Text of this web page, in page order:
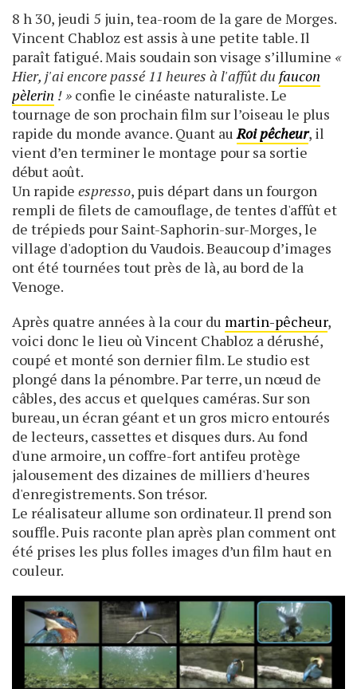
8 h 30, jeudi 5 juin, tea-room de la gare de Morges.
Vincent Chabloz est assis à une petite table. Il
paraît fatigué. Mais soudain son visage s’illumine «
Hier, j'ai encore passé 11 heures à l'affût du faucon
pèlerin ! » confie le cinéaste naturaliste. Le
tournage de son prochain film sur l’oiseau le plus
rapide du monde avance. Quant au Roi pêcheur, il
vient d’en terminer le montage pour sa sortie
début août.
Un rapide espresso, puis départ dans un fourgon
rempli de filets de camouflage, de tentes d'affût et
de trépieds pour Saint-Saphorin-sur-Morges, le
village d'adoption du Vaudois. Beaucoup d’images
ont été tournées tout près de là, au bord de la
Venoge.
Après quatre années à la cour du martin-pêcheur,
voici donc le lieu où Vincent Chabloz a dérushé,
coupé et monté son dernier film. Le studio est
plongé dans la pénombre. Par terre, un nœud de
câbles, des accus et quelques caméras. Sur son
bureau, un écran géant et un gros micro entourés
de lecteurs, cassettes et disques durs. Au fond
d'une armoire, un coffre-fort antifeu protège
jalousement des dizaines de milliers d'heures
d'enregistrements. Son trésor.
Le réalisateur allume son ordinateur. Il prend son
souffle. Puis raconte plan après plan comment ont
été prises les plus folles images d’un film haut en
couleur.